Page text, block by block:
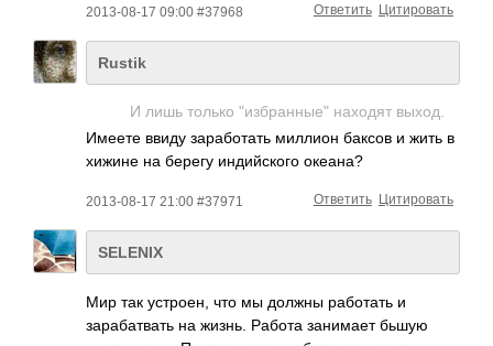
2013-08-17 09:00 #37968 Цитировать
Ответить
Rustik
И лишь только "избранные" находят выход.
Имеете ввиду заработать миллион баксов и жить в
хижине на берегу индийского океана?
2013-08-17 21:00 #37971 Цитировать
Ответить
SELENIX
Мир так устроен, что мы должны работать и
зарабатвать на жизнь. Работа занимает бьшую